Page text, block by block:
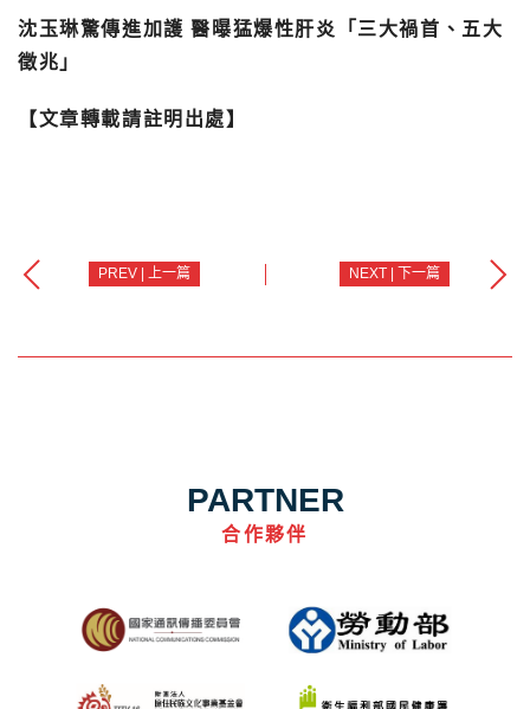
沈玉琳驚傳進加護 醫曝猛爆性肝炎「三大禍首、五大
徵兆」
【文章轉載請註明出處】
PREV | 上一篇 NEXT | 下一篇
PARTNER
合作夥伴